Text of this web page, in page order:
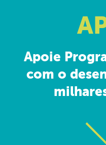
Apoie
com o